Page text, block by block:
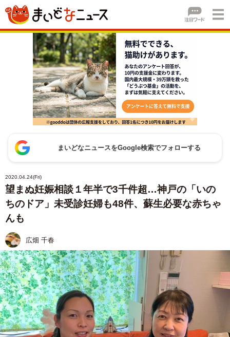
まいどなニュースをGoogle検索でフォローする
2020.04.24(Fri)
望まぬ妊娠相談１年半で3千件超…神戸の「いの
ちのドア」未受診妊婦も48件、蘇生必要な赤ちゃ
んも
広畑 千春